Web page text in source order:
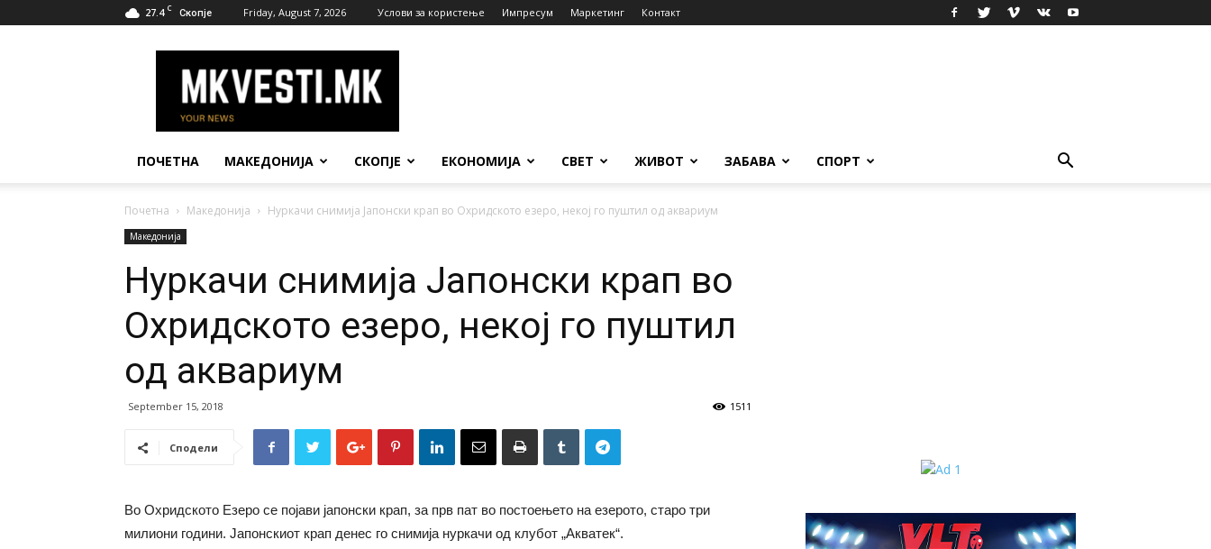
27.4 C Скопје Friday, August 7, 2026 Услови за користење Импресум Маркетинг Контакт
Вести
ПОЧЕТНА МАКЕДОНИЈА СКОПЈЕ ЕКОНОМИЈА СВЕТ ЖИВОТ ЗАБАВА СПОРТ
Почетна Македонија Нуркачи снимија Јапонски крап во Охридското езеро, некој го пуштил од аквариум
Македонија
Нуркачи снимија Јапонски крап во
Охридското езеро, некој го пуштил
од аквариум
September 15, 2018 1511
Сподели
Во Охридското Езеро се појави јапонски крап, за прв пат во постоењето на езерото, старо три
милиони години. Јапонскиот крап денес го снимија нуркачи од клубот „Акватек“.